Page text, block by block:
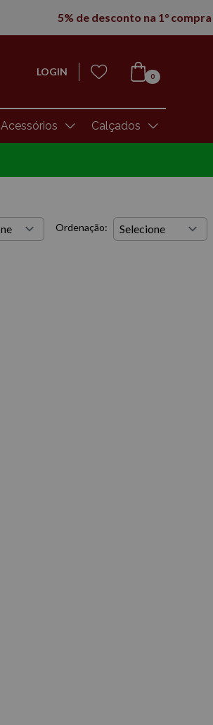
LOGIN 0
Acessórios Calçados
Ordenação: